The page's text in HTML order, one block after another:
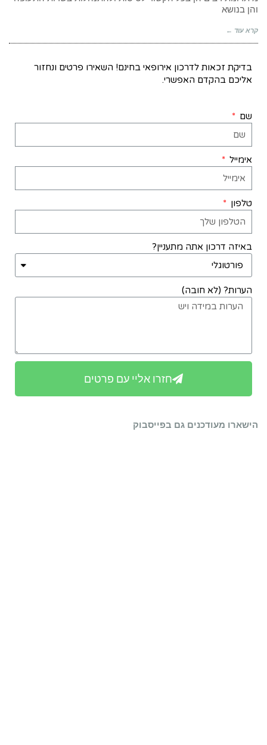
והן בנושא
קרא עוד ←
בדיקת זכאות לדרכון אירופאי בחינם! השאירו פרטים ונחזור
אליכם בהקדם האפשרי.
שם
אימייל
טלפון
באיזה דרכון אתה מתעניין?
הערות? (לא חובה)
חזרו אליי עם פרטים
הישארו מעודכנים גם בפייסבוק